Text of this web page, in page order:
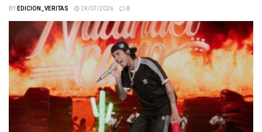
BYEDICION_VERITAS 24/07/2026 0